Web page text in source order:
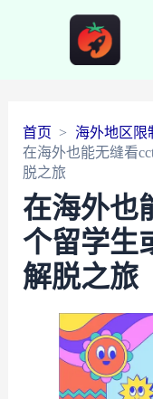
首页
海外地区限
在海外也能无缝看
脱之旅
在海外也
个留学生
解脱之旅